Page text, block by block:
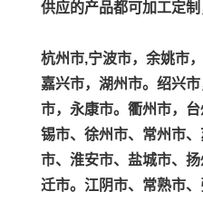
供应的产品都可加工定制
杭州市,宁波市，余姚市
嘉兴市，湖州市。绍兴
市，永康市。衢州市，
锡市、徐州市、常州市
市、淮安市、盐城市、
迁市。江阴市、常熟市